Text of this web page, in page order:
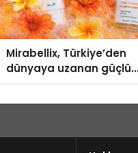
Mirabellix, Türkiye’den
dünyaya uzanan güçlü
büyümesini sürdürüyor